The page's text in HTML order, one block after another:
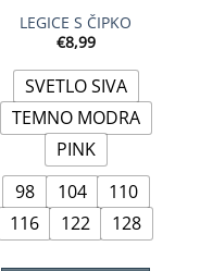
LEGICE S ČIPKO
€8,99
SVETLO SIVA
TEMNO MODRA
PINK
98
104
110
116
122 128